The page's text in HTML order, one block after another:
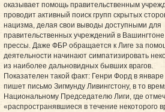
оказывает помощь правительственным
проводит активный поиск групп скрытых
нацизма, делая свои выводы доступными для
правительственных учреждений в
прессы. Даже ФБР обращается к Лиге за
деятельности начинают симпатизировать
из наиболее дальновидных бывших врагов.
Показателен такой факт: Генри Форд в январе
пишет письмо Зигмунду Ливингстону, в то
Национальному Председателю Лиги, где
«распространявшиеся в течение некоторого